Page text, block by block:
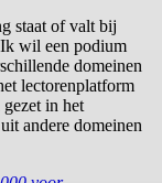
staat of valt bij
wil een podium
domeinen
lectorenplatform
in het
andere domeinen